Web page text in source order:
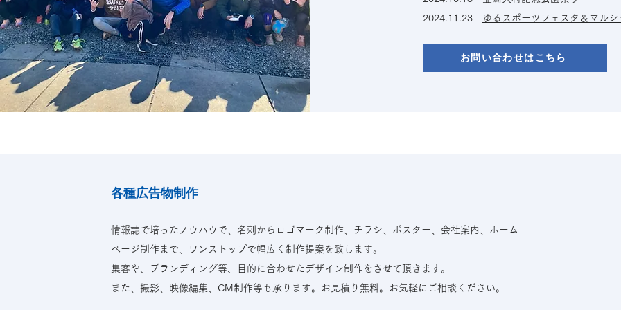
2024.11.23
ゆるスポーツフェスタ＆マルシ
お問い合わせはこちら
各種広告物制作
情報誌で培ったノウハウで、名刺からロゴマーク制作、チラシ、ポスター、会社案内、ホーム
ページ制作まで、ワンストップで幅広く制作提案を致します。
集客や、ブランディング等、目的に合わせたデザイン制作をさせて頂きます。
また、撮影、映像編集、CM制作等も承ります。お見積り無料。お気軽にご相談ください。